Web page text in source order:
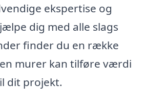
ekspertise og
dig med alle slags
finder du en række
murer kan tilføre værdi
dit projekt.